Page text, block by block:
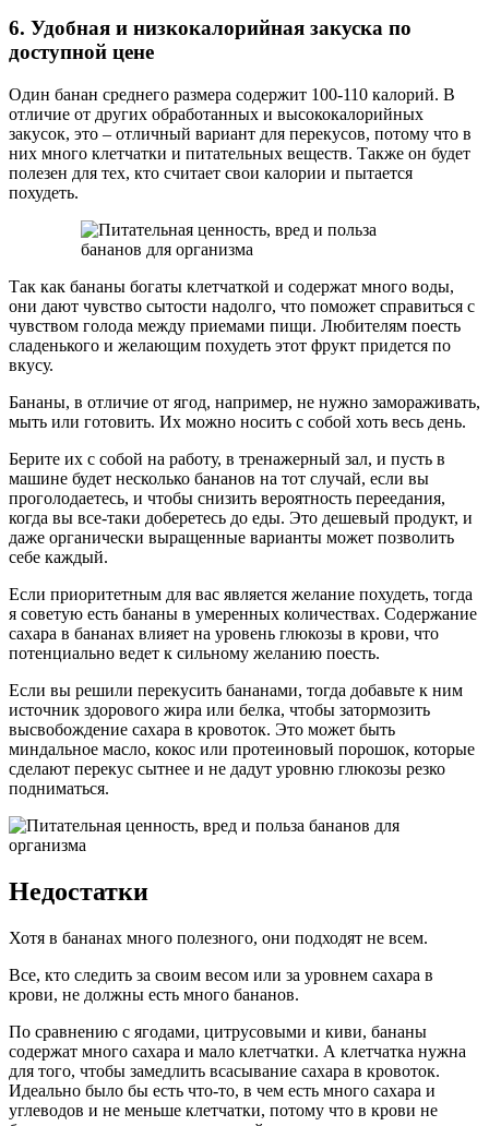
6. Удобная и низкокалорийная закуска по
доступной цене
Один банан среднего размера содержит 100-110 калорий. В
отличие от других обработанных и высококалорийных
закусок, это – отличный вариант для перекусов, потому что в
них много клетчатки и питательных веществ. Также он будет
полезен для тех, кто считает свои калории и пытается
похудеть.
Так как бананы богаты клетчаткой и содержат много воды,
они дают чувство сытости надолго, что поможет справиться с
чувством голода между приемами пищи. Любителям поесть
сладенького и желающим похудеть этот фрукт придется по
вкусу.
Бананы, в отличие от ягод, например, не нужно замораживать,
мыть или готовить. Их можно носить с собой хоть весь день.
Берите их с собой на работу, в тренажерный зал, и пусть в
машине будет несколько бананов на тот случай, если вы
проголодаетесь, и чтобы снизить вероятность переедания,
когда вы все-таки доберетесь до еды. Это дешевый продукт, и
даже органически выращенные варианты может позволить
себе каждый.
Если приоритетным для вас является желание похудеть, тогда
я советую есть бананы в умеренных количествах. Содержание
сахара в бананах влияет на уровень глюкозы в крови, что
потенциально ведет к сильному желанию поесть.
Если вы решили перекусить бананами, тогда добавьте к ним
источник здорового жира или белка, чтобы затормозить
высвобождение сахара в кровоток. Это может быть
миндальное масло, кокос или протеиновый порошок, которые
сделают перекус сытнее и не дадут уровню глюкозы резко
подниматься.
Недостатки
Хотя в бананах много полезного, они подходят не всем.
Все, кто следить за своим весом или за уровнем сахара в
крови, не должны есть много бананов.
По сравнению с ягодами, цитрусовыми и киви, бананы
содержат много сахара и мало клетчатки. А клетчатка нужна
для того, чтобы замедлить всасывание сахара в кровоток.
Идеально было бы есть что-то, в чем есть много сахара и
углеводов и не меньше клетчатки, потому что в крови не